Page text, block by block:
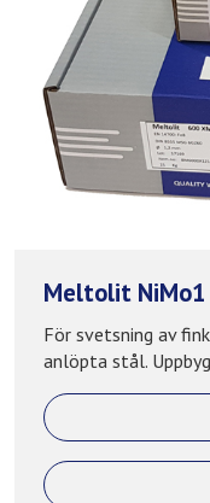
Meltolit NiMo1
För svetsning av
anlöpta stål.